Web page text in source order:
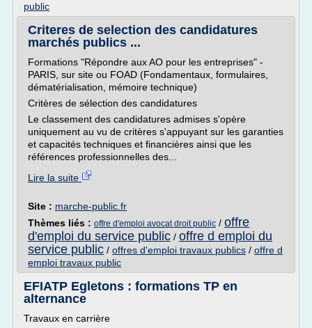
public
Criteres de selection des candidatures
marchés publics ...
Formations "Répondre aux AO pour les entreprises" -
PARIS, sur site ou FOAD (Fondamentaux, formulaires,
dématérialisation, mémoire technique)
Critères de sélection des candidatures
Le classement des candidatures admises s'opère
uniquement au vu de critères s'appuyant sur les garanties
et capacités techniques et financières ainsi que les
références professionnelles des...
Lire la suite
Site : marche-public.fr
Thèmes liés : offre d'emploi avocat droit public / offre
d'emploi du service public / offre d emploi du
service public / offres d'emploi travaux publics / offre d
emploi travaux public
EFIATP Egletons : formations TP en
alternance
Travaux en carrière